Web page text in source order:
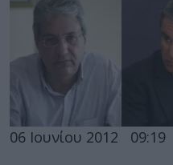
06 Ιουνίου 2012 09:19